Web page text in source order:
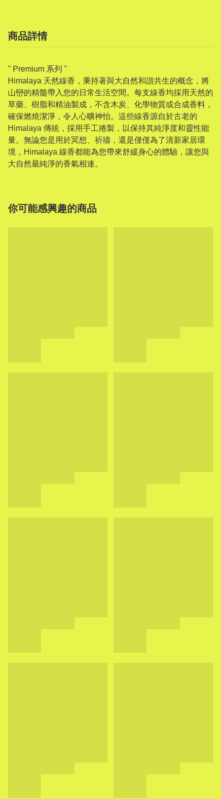
商品詳情
" Premium 系列 "
Himalaya 天然線香，秉持著與大自然和諧共生的概念，將
山巒的精髓帶入您的日常生活空間。每支線香均採用天然的
草藥、樹脂和精油製成，不含木炭、化學物質或合成香料，
確保燃燒潔淨，令人心曠神怡。這些線香源自於古老的
Himalaya 傳統，採用手工捲製，以保持其純淨度和靈性能
量。無論您是用於冥想、祈禱，還是僅僅為了清新家居環
境，Himalaya 線香都能為您帶來舒緩身心的體驗，讓您與
大自然最純淨的香氣相連。
你可能感興趣的商品